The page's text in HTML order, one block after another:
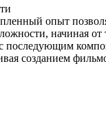
опыт
начиная от
последующим
созданием